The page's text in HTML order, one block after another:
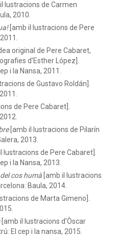
de Carmen
2010.
[amb il·lustracions de Pere
original de Pere Cabaret,
d'Esther López].
i la Nansa, 2011.
de Gustavo Roldán].
de Pere Cabaret].
[amb il·lustracions de Pilarín
2013.
de Pere Cabaret].
i la Nansa, 2013.
cos humà [amb il·lustracions
Baula, 2014.
de Marta Gimeno].
[amb il·lustracions d'Òscar
El cep i la nansa, 2015.